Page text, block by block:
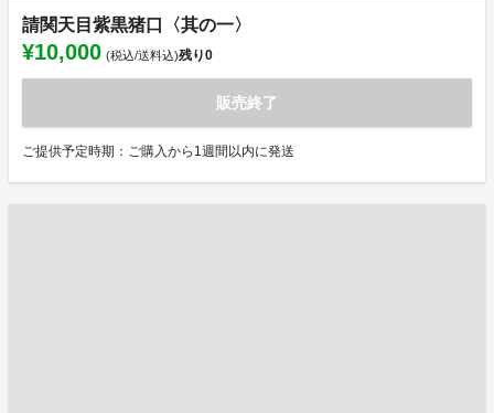
請関天目紫黒猪口〈其の一〉
¥10,000 (税込/送料込)残り0
販売終了
ご提供予定時期：ご購入から1週間以内に発送